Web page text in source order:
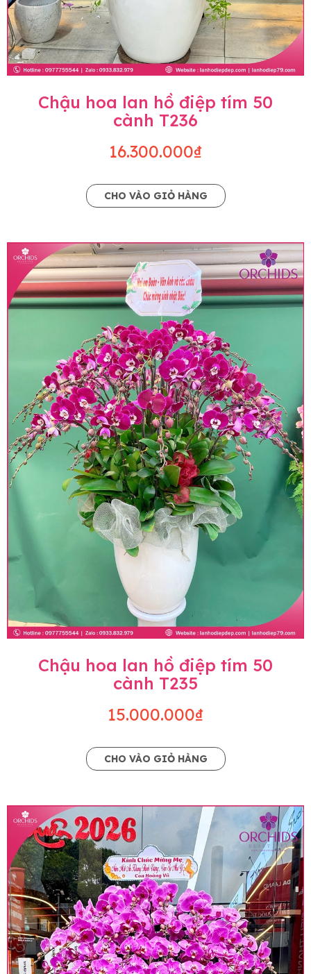
Chậu hoa lan hồ điệp tím 50
cành T236
16.300.000₫
CHO VÀO GIỎ HÀNG
Chậu hoa lan hồ điệp tím 50
cành T235
15.000.000₫
CHO VÀO GIỎ HÀNG